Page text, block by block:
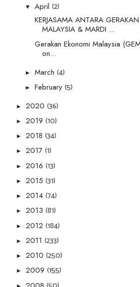
▼ April (2)
KERJASAMA ANTARA
MALAYSIA & MARDI ...
Gerakan Ekonomi Malaysia
on...
► March (4)
► February (5)
► 2020 (36)
► 2019 (10)
► 2018 (34)
► 2017 (1)
► 2016 (13)
► 2015 (31)
► 2014 (74)
► 2013 (81)
► 2012 (184)
► 2011 (233)
► 2010 (250)
► 2009 (155)